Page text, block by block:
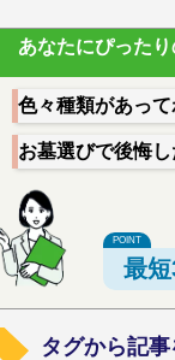
あなたにぴったり
色々種類があっ
お墓選びで後悔
最
タグから記